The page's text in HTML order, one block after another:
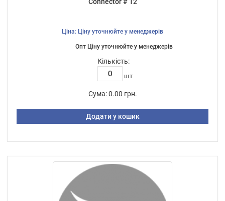
Ціна: Ціну уточнюйте у менеджерів
Опт Ціну уточнюйте у менеджерів
Кількість:
шт
Сума: 0.00 грн.
Додати у кошик